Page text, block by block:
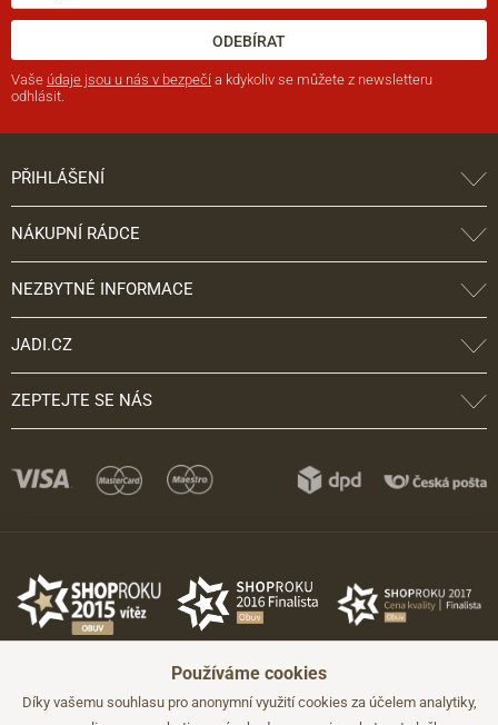
ODEBÍRAT
Vaše údaje jsou u nás v bezpečí a kdykoliv se můžete z newsletteru
odhlásit.
PŘIHLÁŠENÍ
NÁKUPNÍ RÁDCE
NEZBYTNÉ INFORMACE
JADI.CZ
ZEPTEJTE SE NÁS
Používáme cookies
Díky vašemu souhlasu pro anonymní využití cookies za účelem analytiky,